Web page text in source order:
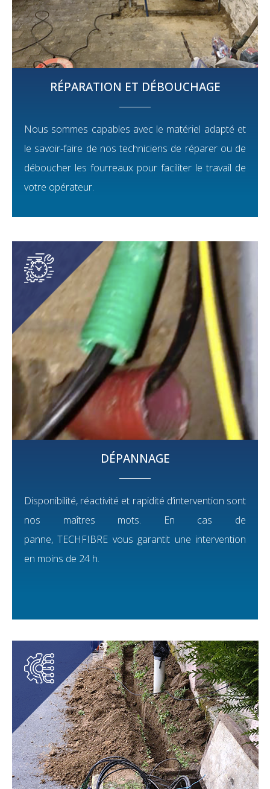
RÉPARATION ET DÉBOUCHAGE
Nous sommes capables avec le matériel adapté et
le savoir-faire de nos techniciens de réparer ou de
déboucher les fourreaux pour faciliter le travail de
votre opérateur.
DÉPANNAGE
Disponibilité, réactivité et rapidité d’intervention sont
nos maîtres mots. En cas de
panne, TECHFIBRE vous garantit une intervention
en moins de 24 h.